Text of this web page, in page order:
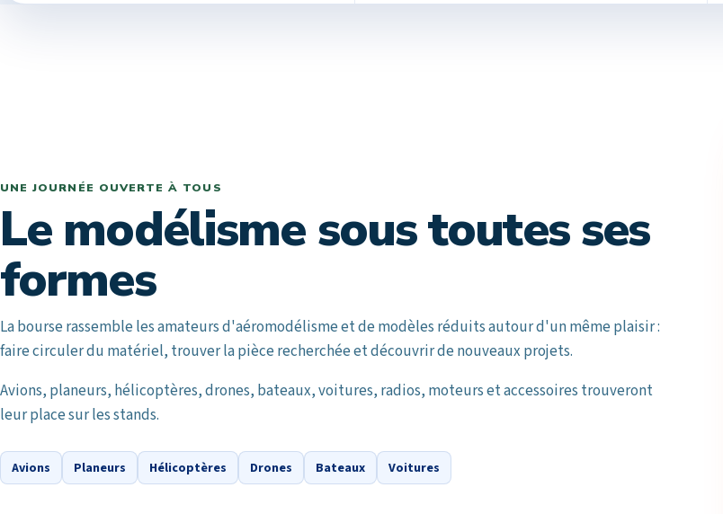
UNE JOURNÉE OUVERTE À TOUS
Le modélisme sous toutes ses
formes
La bourse rassemble les amateurs d'aéromodélisme et de modèles réduits autour d'un même plaisir :
faire circuler du matériel, trouver la pièce recherchée et découvrir de nouveaux projets.
Avions, planeurs, hélicoptères, drones, bateaux, voitures, radios, moteurs et accessoires trouveront
leur place sur les stands.
Avions Planeurs Hélicoptères Drones Bateaux Voitures